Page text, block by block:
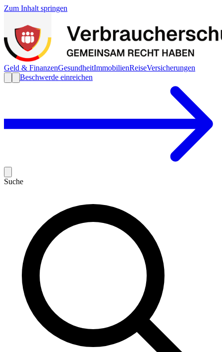
Zum Inhalt springen
Geld & FinanzenGesundheitImmobilienReiseVersicherungen
Beschwerde einreichen
Suche